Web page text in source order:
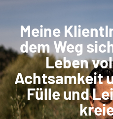
Meine
dem Weg
Leben
Achtsamkeit
Fülle und